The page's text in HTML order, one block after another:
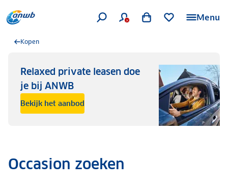
Menu
Kopen
Relaxed private leasen doe
je bij ANWB
Bekijk het aanbod
Occasion zoeken